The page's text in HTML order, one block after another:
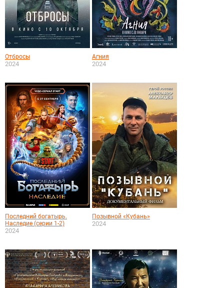
Отбросы
2024
Агния
2024
Последний богатырь.
Наследие (серии 1-2)
2024
Позывной «Кубань»
2024